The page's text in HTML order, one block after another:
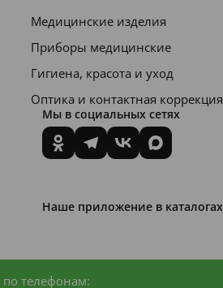
Медицинские изделия
Приборы медицинские
Гигиена, красота и уход
Оптика и контактная коррекция
Мы в социальных сетях
Наше приложение в каталогах
телефонам: